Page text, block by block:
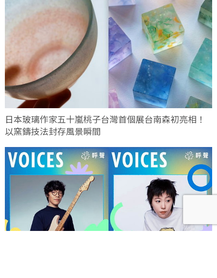
日本玻璃作家五十嵐桃子台灣首個展台南森初亮相！
以窯鑄技法封存風景瞬間